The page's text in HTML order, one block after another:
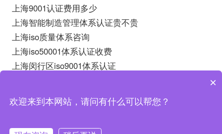
上海9001认证费用多少
上海智能制造管理体系认证贵不贵
上海iso质量体系咨询
上海iso50001体系认证收费
上海闵行区iso9001体系认证
iso认证行业多年,已成为上海企业办理
×
欢迎来到本网站，请问有什么可以帮您？